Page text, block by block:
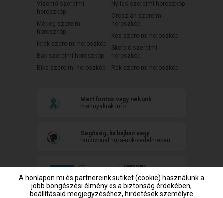
Vízöntő szerelmi
horoszkóp
Mérleg szerelmi
horoszkóp
Ikrek szerelmi horoszkóp
Bak szerelmi horoszkóp
Bika szerelmi horoszkóp
Nyilas szerelmi horoszkóp
Oroszlán szerelmi
horoszkóp
Kos szerelmi horoszkóp
Skorpió szerelmi
horoszkóp
Rák szerelmi horoszkóp
Mert fontos vagy nekünk
mehnyakrak.info
Segítség, ha bajban vagy
randivonal.hu/a-nok-vedelmeben
A honlapon mi és partnereink sütiket (cookie) használunk a
jobb böngészési élmény és a biztonság érdekében,
beállításaid megjegyzéséhez, hirdetések személyre